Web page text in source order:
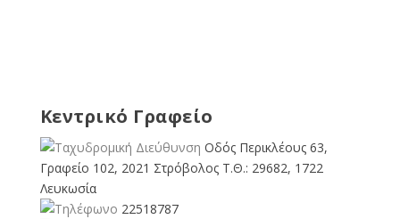
Κεντρικό Γραφείο
Οδός Περικλέους 63,
Γραφείο 102, 2021 Στρόβολος Τ.Θ.: 29682, 1722
Λευκωσία
22518787